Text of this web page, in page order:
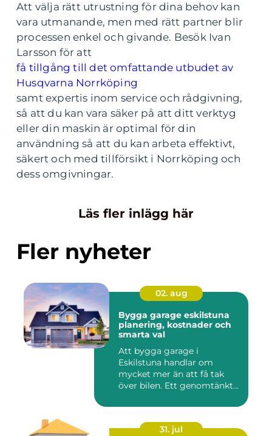
Att välja rätt utrustning för dina behov kan
vara utmanande, men med rätt partner blir
processen enkel och givande. Besök Ivan
Larsson för att
få tillgång till det omfattande utbudet av
Husqvarna Norrköping
samt expertis inom service och rådgivning,
så att du kan vara säker på att ditt verktyg
eller din maskin är optimal för din
användning så att du kan arbeta effektivt,
säkert och med tillförsikt i Norrköping och
dess omgivningar.
Läs fler inlägg här
Fler nyheter
02. aug
Bygga garage eskilstuna
planering, kostnader och
smarta val
Att bygga garage i
Eskilstuna handlar om
mycket mer än att få tak
över bilen. Ett genomtänkt
31. jul